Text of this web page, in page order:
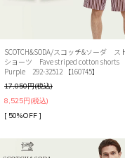
SCOTCH&SODA/スコッチ&ソーダ ス
ショーツ Fave striped cotton shorts
Purple 292-32512 【160745】
17,050円(税込)
8,525円(税込)
[ 50%OFF ]